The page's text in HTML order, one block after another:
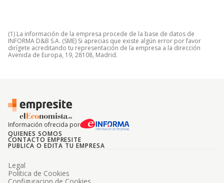
(1) La información de la empresa procede de la base de datos de
INFORMA D&B S.A. (SME) Si aprecias que existe algún error por favor
dirígete acreditando tu representación de la empresa a la dirección
Avenida de Europa, 19, 28108, Madrid.
Información ofrecida por
QUIENES SOMOS
CONTACTO EMPRESITE
PUBLICA O EDITA TU EMPRESA
Legal
Politica de Cookies